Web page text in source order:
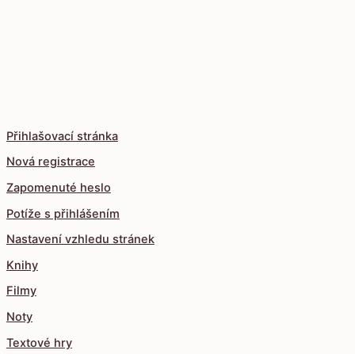
Přihlašovací stránka
Nová registrace
Zapomenuté heslo
Potíže s přihlášením
Nastavení vzhledu stránek
Knihy
Filmy
Noty
Textové hry